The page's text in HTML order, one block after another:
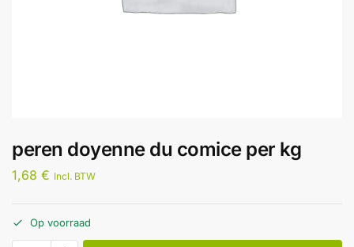
peren doyenne du comice per kg
1,68 € Incl. BTW
Op voorraad